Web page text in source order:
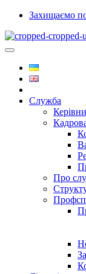
Захищаємо
Служба
Про